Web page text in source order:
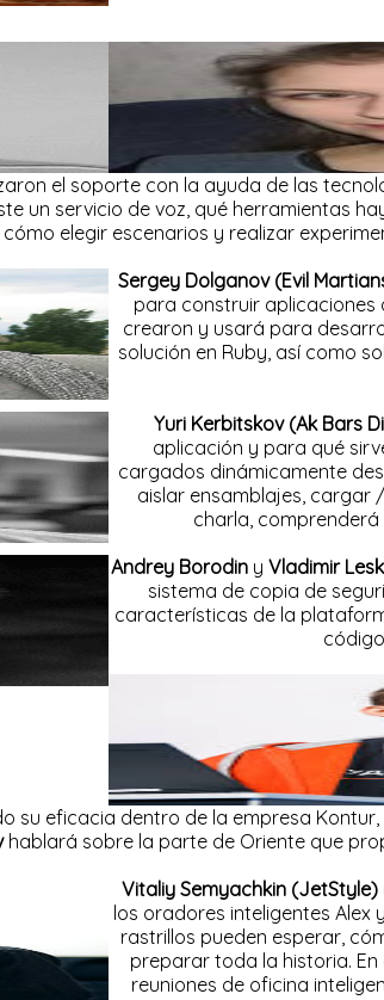
el soporte con la ayuda de las
un servicio de voz, qué herramientas
elegir escenarios y realizar
Sergey Dolganov (Evil
para construir aplicaciones
crearon y usará para
solución en Ruby, así como
Yuri Kerbitskov (Ak Bars
aplicación y para qué
cargados dinámicamente
aislar ensamblajes, cargar
charla,
Andrey Borodiny Vladimir
sistema de copia de
características de la
eficacia dentro de la empresa
hablará sobre la parte de Oriente que
Vitaliy Semyachkin (JetStyle)
los oradores inteligentes Alex
rastrillos pueden esperar,
preparar toda la historia.
reuniones de oficina